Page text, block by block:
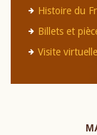
Histoire du
Billets et
Visite virtuelle